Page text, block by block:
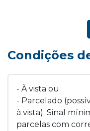
Condições
- À vista ou
- Parcelado
à vista): Sinal
parcelas com